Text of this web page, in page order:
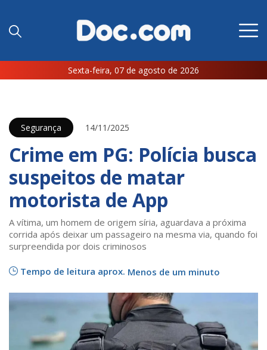
Sexta-feira, 07 de agosto de 2026
Segurança 14/11/2025
Crime em PG: Polícia busca
suspeitos de matar
motorista de App
A vítima, um homem de origem síria, aguardava a próxima
corrida após deixar um passageiro na mesma via, quando foi
surpreendida por dois criminosos
Tempo de leitura aprox. Menos de um minuto